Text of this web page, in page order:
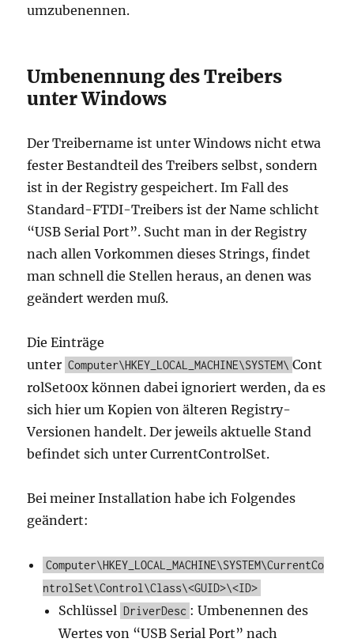
umzubenennen.
Umbenennung des Treibers
unter Windows
Der Treibername ist unter Windows nicht etwa
fester Bestandteil des Treibers selbst, sondern
ist in der Registry gespeichert. Im Fall des
Standard-FTDI-Treibers ist der Name schlicht
“USB Serial Port”. Sucht man in der Registry
nach allen Vorkommen dieses Strings, findet
man schnell die Stellen heraus, an denen was
geändert werden muß.
Die Einträge
unter Computer\HKEY_LOCAL_MACHINE\SYSTEM\ Cont
rolSet00x können dabei ignoriert werden, da es
sich hier um Kopien von älteren Registry-
Versionen handelt. Der jeweils aktuelle Stand
befindet sich unter CurrentControlSet.
Bei meiner Installation habe ich Folgendes
geändert:
Computer\HKEY_LOCAL_MACHINE\SYSTEM\CurrentCo
ntrolSet\Control\Class\<GUID>\<ID>
Schlüssel DriverDesc : Umbenennen des
Wertes von “USB Serial Port” nach